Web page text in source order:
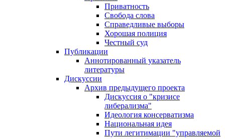
Приватность
Свобода слова
Справедливые выборы
Хорошая полиция
Честный суд
Публикации
Аннотированный указатель
литературы
Дискуссии
Архив предыдущего проекта
Дискуссия о "кризисе
либерализма"
Идеология консерватизма
Национальная идея
Пути легитимации "управляемой